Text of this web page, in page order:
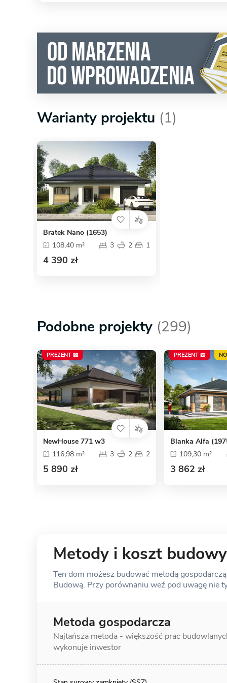
Warianty projektu (1)
Bratek Nano (1653)
108,40 m²
3 2 1
4 390 zł
Podobne projekty (299)
PREZENT 📖
NewHouse 771 w3
116,98 m²
3 2 2
5 890 zł
PREZENT 📖
Blanka Alfa
109,30 m²
3 862 zł
Metody i koszt budowy
Ten dom możesz budować metodą
Budową. Przy porównaniu weź pod uwagę nie
Metoda gospodarcza
Najtańsza metoda - większość prac
wykonuje inwestor